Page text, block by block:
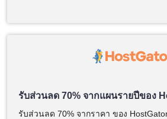
รับส่วนลด 70% จากแผนรายปีของ
รับส่วนลด 70% จากราคา ของ